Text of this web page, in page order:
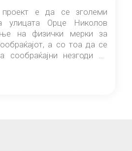
е да се зголеми
улицата Орце Николов
на физички мерки за
а со тоа да се
сообраќајни незгоди на